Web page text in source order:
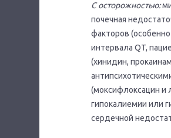
С осторожностью:
почечная
факторов
интервала QT,
(хинидин,
(моксифлоксацин и
гипокалиемии или
сердечной